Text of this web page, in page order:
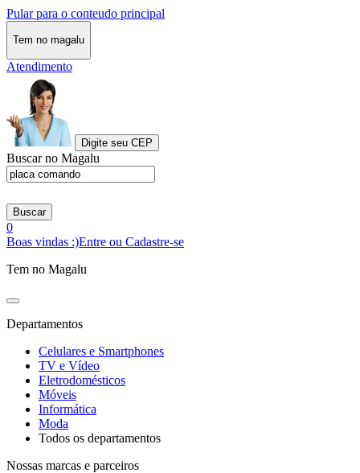
Pular para o conteudo principal
Tem no magalu
Atendimento
Digite seu CEP
Buscar no Magalu
Buscar
0
Boas vindas :)Entre ou Cadastre-se
Tem no Magalu
Departamentos
Celulares e Smartphones
TV e Vídeo
Eletrodomésticos
Móveis
Informática
Moda
Todos os departamentos
Nossas marcas e parceiros